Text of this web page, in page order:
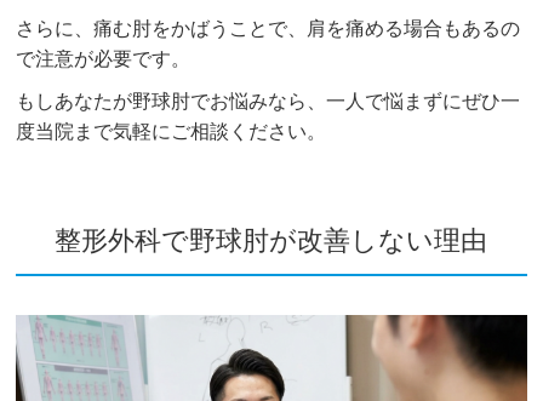
さらに、痛む肘をかばうことで、肩を痛める場合もあるの
で注意が必要です。
もしあなたが野球肘でお悩みなら、一人で悩まずにぜひ一
度当院まで気軽にご相談ください。
整形外科で野球肘が改善しない理由